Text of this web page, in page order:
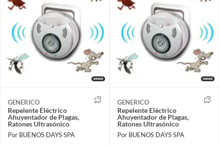
GENERICO
Repelente Eléctrico
Ahuyentador de Plagas,
Ratones Ultrasónico
Por BUENOS DAYS SPA
GENERICO
Repelente Eléctrico
Ahuyentador de Plagas,
Ratones Ultrasónico
Por BUENOS DAYS SPA